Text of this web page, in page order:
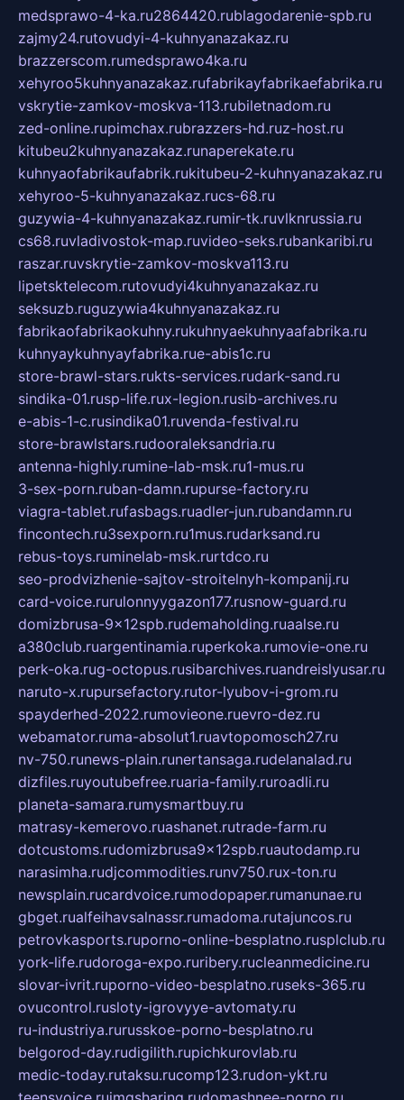
medsprawo-4-ka.ru2864420.rublagodarenie-spb.ru
zajmy24.rutovudyi-4-kuhnyanazakaz.ru
brazzerscom.rumedsprawo4ka.ru
xehyroo5kuhnyanazakaz.rufabrikayfabrikaefabrika.ru
vskrytie-zamkov-moskva-113.rubiletnadom.ru
zed-online.rupimchax.rubrazzers-hd.ruz-host.ru
kitubeu2kuhnyanazakaz.runaperekate.ru
kuhnyaofabrikaufabrik.rukitubeu-2-kuhnyanazakaz.ru
xehyroo-5-kuhnyanazakaz.rucs-68.ru
guzywia-4-kuhnyanazakaz.rumir-tk.ruvlknrussia.ru
cs68.ruvladivostok-map.ruvideo-seks.rubankaribi.ru
raszar.ruvskrytie-zamkov-moskva113.ru
lipetsktelecom.rutovudyi4kuhnyanazakaz.ru
seksuzb.ruguzywia4kuhnyanazakaz.ru
fabrikaofabrikaokuhny.rukuhnyaekuhnyaafabrika.ru
kuhnyaykuhnyayfabrika.rue-abis1c.ru
store-brawl-stars.rukts-services.rudark-sand.ru
sindika-01.rusp-life.rux-legion.rusib-archives.ru
e-abis-1-c.rusindika01.ruvenda-festival.ru
store-brawlstars.rudooraleksandria.ru
antenna-highly.rumine-lab-msk.ru1-mus.ru
3-sex-porn.ruban-damn.rupurse-factory.ru
viagra-tablet.rufasbags.ruadler-jun.rubandamn.ru
fincontech.ru3sexporn.ru1mus.rudarksand.ru
rebus-toys.ruminelab-msk.rurtdco.ru
seo-prodvizhenie-sajtov-stroitelnyh-kompanij.ru
card-voice.rurulonnyygazon177.rusnow-guard.ru
domizbrusa-9x12spb.rudemaholding.ruaalse.ru
a380club.ruargentinamia.ruperkoka.rumovie-one.ru
perk-oka.rug-octopus.rusibarchives.ruandreislyusar.ru
naruto-x.rupursefactory.rutor-lyubov-i-grom.ru
spayderhed-2022.rumovieone.ruevro-dez.ru
webamator.ruma-absolut1.ruavtopomosch27.ru
nv-750.runews-plain.runertansaga.rudelanalad.ru
dizfiles.ruyoutubefree.ruaria-family.ruroadli.ru
planeta-samara.rumysmartbuy.ru
matrasy-kemerovo.ruashanet.rutrade-farm.ru
dotcustoms.rudomizbrusa9x12spb.ruautodamp.ru
narasimha.rudjcommodities.runv750.rux-ton.ru
newsplain.rucardvoice.rumodopaper.rumanunae.ru
gbget.rualfeihavsalnassr.rumadoma.rutajuncos.ru
petrovkasports.ruporno-online-besplatno.rusplclub.ru
york-life.rudoroga-expo.ruribery.rucleanmedicine.ru
slovar-ivrit.ruporno-video-besplatno.ruseks-365.ru
ovucontrol.rusloty-igrovyye-avtomaty.ru
ru-industriya.rurusskoe-porno-besplatno.ru
belgorod-day.rudigilith.rupichkurovlab.ru
medic-today.rutaksu.rucomp123.rudon-ykt.ru